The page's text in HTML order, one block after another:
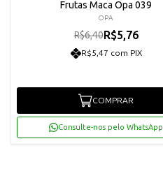
Frutas Maca Opa 039
OPA
R$6,40R$5,76
R$5,47 com PIX
COMPRAR
Consulte-nos pelo WhatsApp